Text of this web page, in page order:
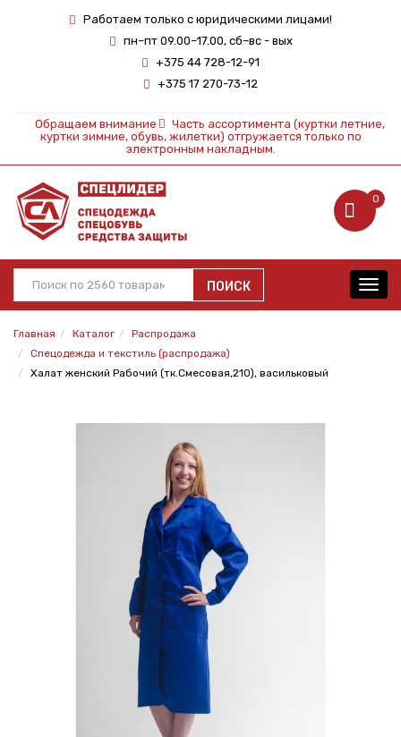
Работаем только с юридическими лицами!
пн–пт 09.00–17.00, сб–вс - вых
+375 44 728-12-91
+375 17 270-73-12
Обращаем внимание
Часть ассортимента (куртки летние,
куртки зимние, обувь, жилетки) отгружается только по
электронным накладным.
0
ПОИСК
Главная Каталог
Распродажа
Спецодежда и текстиль (распродажа)
Халат женский Рабочий (тк.Смесовая,210), васильковый